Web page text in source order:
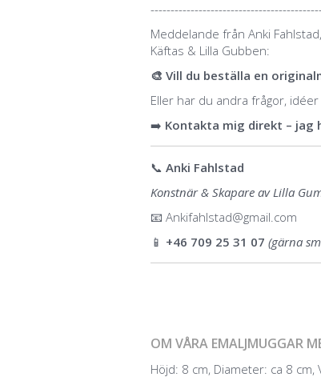
Meddelande från Anki
Käftas & Lilla Gubben:
🎨 Vill du beställa en
Eller har du andra frågor,
➡️ Kontakta mig direkt – jag
📞 Anki Fahlstad
Konstnär & Skapare av Lilla
📧 Ankifahlstad@gmail.com
📱 +46 709 25 31 07 (gärna
OM VÅRA EMALJMUGGAR
Höjd: 8 cm, Diameter: ca 8 cm,